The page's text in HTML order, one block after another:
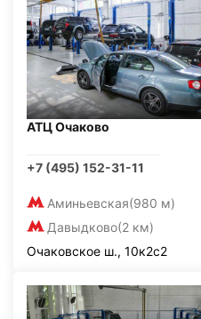
АТЦ Очаково
+7 (495) 152-31-11
Аминьевская(980 м)
Давыдково(2 км)
Очаковское ш., 10к2с2